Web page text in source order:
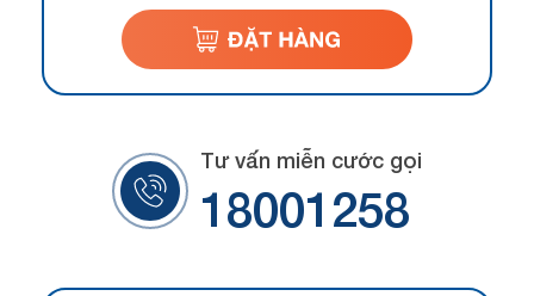
Tư vấn miễn cước gọi
18001258